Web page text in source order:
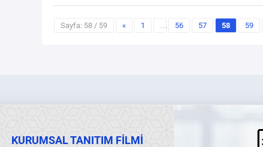
Sayfa: 58 / 59 « 1 … 56 57 58 59
KURUMSAL TANITIM FİLMİ